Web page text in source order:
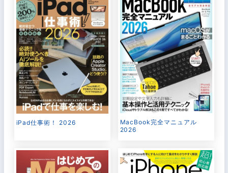
iPad仕事術！ 2026
MacBook完全マニュアル
2026